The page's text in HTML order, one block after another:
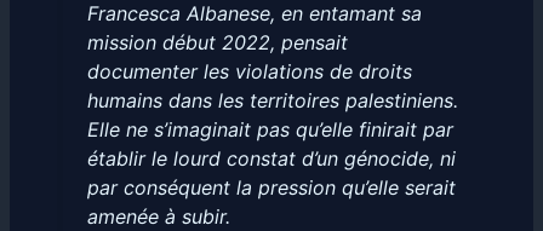
Francesca Albanese, en entamant sa
mission début 2022, pensait
documenter les violations de droits
humains dans les territoires palestiniens.
Elle ne s’imaginait pas qu’elle finirait par
établir le lourd constat d’un génocide, ni
par conséquent la pression qu’elle serait
amenée à subir.